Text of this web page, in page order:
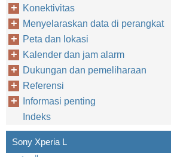
Konektivitas
Menyelaraskan data di perangkat
Peta dan lokasi
Kalender dan jam alarm
Dukungan dan pemeliharaan
Referensi
Informasi penting
Indeks
Sony Xperia L